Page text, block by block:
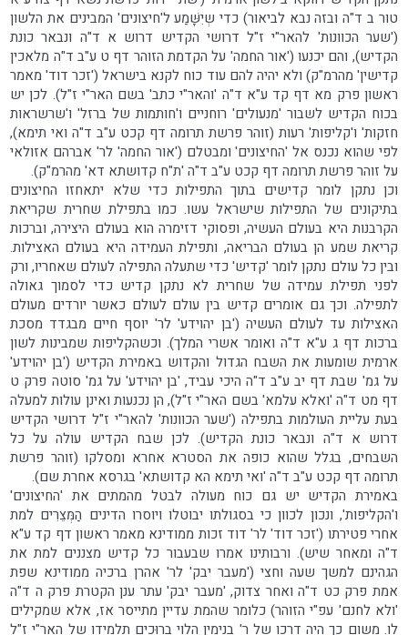
טור ב ד"ה ובזה נבא לביאור) כדי שְיִשָּׁמַע ל'חיצונים' המבינים את הלשון
('שער הכוונות' להאר"י ז"ל דרושי הקדיש דרוש א ד"ה ונבאר כונת
הקדיש), והם יכנעו ('אור החמה' על הקדמת הזוהר דף ט ע"ב ד"ה מלאכין
קדישין' מהרמ"ק) ולא יהיה להם עוד כוח לקנא בישראל ('זכר דוד' מאמר
ראשון פרק מא דף קד ע"א ד"ה 'והאר"י כתב' בשם האר"י ז"ל). לכן יש
בכוח הקדיש לשבור 'מנעולים' רוחניים ו'חותמות של ברזל' ו'שרשראות
חזקות' ו'קליפות' רעות (זוהר פרשת תרומה דף קכט ע"ב ד"ה ואי תימא),
לפי שהוא נכנס אל 'החיצונים' ומבטלם ('אור החמה' לר' אברהם אזולאי
על זוהר פרשת תרומה דף קכט ע"ב ד"ה 'ת"ח קדושתא דא' מהרמ"ק).
וכן נתקן לומר קדישים בתוך התפילות כדי שלא יתאחזו החיצונים
בתיקונים של התפילות שישראל עשו. כמו בתפילת שחרית שקריאת
הקרבנות היא בעולם העשיה, ופסוקי דזימרה הוא בעולם היצירה, וברכות
קריאת שמע הן בעולם הבריאה, ותפילת העמידה היא בעולם האצילות.
ובין כל עולם נתקן לומר 'קדיש' כדי שתעלה התפילה לעולם שאחריו, ורק
לפני תפילת עמידה של שחרית לא נתקן קדיש כדי לסמוך גאולה
לתפילה. וכך גם אומרים קדיש בין עולם לעולם כאשר יורדים מעולם
האצילות עד לעולם העשיה ('בן יהוידע' לר' יוסף חיים מבגדד מסכת
ברכות דף ג ע"א ד"ה ואומר אשרי המלך). וכשהקליפות שמבינות לשון
ארמית שומעות את השבח הגדול והקדוש באמירת הקדיש ('בן יהוידע'
על גמ' שבת דף יב ע"ב ד"ה היכי עביד, 'בן יהוידע' על גמ' סוטה פרק ט
דף מט ד"ה 'ואלא עלמא' בשם האר"י ז"ל), הן נכנעות ואינן עולות למעלה
בעת עליית העולמות בתפילה ('שער הכוונות' להאר"י ז"ל דרושי הקדיש
דרוש א ד"ה ונבאר כונת הקדיש). לכן שבח הקדיש עולה על כל
השבחים, בגלל שהוא כופה את הסטרא אחרא ומסלקו (זוהר פרשת
תרומה דף קכט ע"ב ד"ה 'ואי תימא הא קדושתא' בגרסא אחרת שם).
באמירת הקדיש יש גם כוח מעולה לבטל מהמתים את 'החיצונים'
ו'הקליפות', ונכון לכוון כי בסגולתו יבוטלו ויוסרו הדינים הַמְּצֵרִים למת
אחרי פטירתו ('זכר דוד' לר' דוד זכות ממודינא מאמר ראשון דף קד ע"א
ד"ה ומאחר שיש). ורבותינו אמרו שבעבור כל קדיש מצננים למת את
הגהינם למשך שעה וחצי ('מעבר יבק' לר' אהרן ברכיה ממודינא שפת
אמת פרק כט ד"ה ואחר צדוק, 'מעבר יבק' עתר ענן הקטרת פרק ה ד"ה
'ולא לחנם' עפ"י הזוהר) כלומר שהמת עדיין מתייסר אז, אלא שמקילים
לו. משום כך היה דרכו של ר' בנימין הלוי ברוּכים תלמידו של האר"י ז"ל